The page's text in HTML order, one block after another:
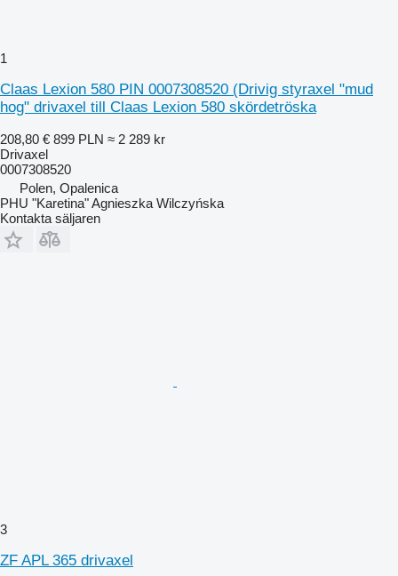
1
Claas Lexion 580 PIN 0007308520 (Drivig styraxel "mud
hog" drivaxel till Claas Lexion 580 skördetröska
208,80 € 899 PLN ≈ 2 289 kr
Drivaxel
0007308520
Polen, Opalenica
PHU "Karetina" Agnieszka Wilczyńska
Kontakta säljaren
3
ZF APL 365 drivaxel